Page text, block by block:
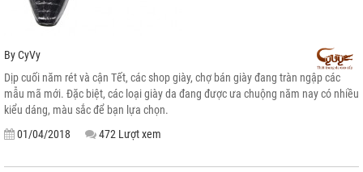
ByCyVy
Dịp cuối năm rét và cận Tết, các shop giày, chợ bán giày đang tràn ngập các
mẫu mã mới. Đặc biệt, các loại giày da đang được ưa chuộng năm nay có nhiều
kiểu dáng, màu sắc để bạn lựa chọn.
01/04/2018
472 Lượt xem